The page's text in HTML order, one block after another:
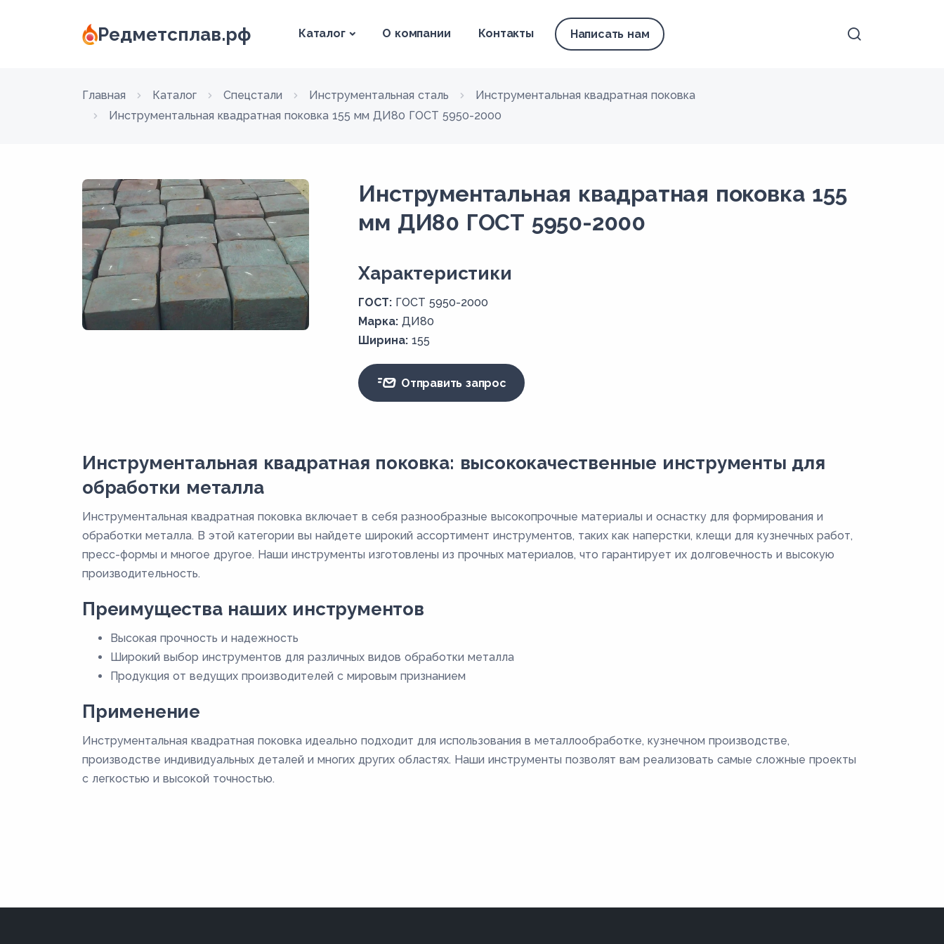
Редметсплав.рф Каталог О компании Контакты Написать нам
Главная Каталог Спецстали Инструментальная сталь
Инструментальная квадратная поковка
Инструментальная квадратная поковка 155 мм ДИ80 ГОСТ 5950-2000
Инструментальная квадратная поковка 155
мм ДИ80 ГОСТ 5950-2000
Xарактеристики
ГОСТ: ГОСТ 5950-2000
Марка: ДИ80
Ширина: 155
Отправить запрос
Инструментальная квадратная поковка: высококачественные инструменты для
обработки металла
Инструментальная квадратная поковка включает в себя разнообразные высокопрочные материалы и оснастку для формирования и
обработки металла. В этой категории вы найдете широкий ассортимент инструментов, таких как наперстки, клещи для кузнечных работ,
пресс-формы и многое другое. Наши инструменты изготовлены из прочных материалов, что гарантирует их долговечность и высокую
производительность.
Преимущества наших инструментов
Высокая прочность и надежность
Широкий выбор инструментов для различных видов обработки металла
Продукция от ведущих производителей с мировым признанием
Применение
Инструментальная квадратная поковка идеально подходит для использования в металлообработке, кузнечном производстве,
производстве индивидуальных деталей и многих других областях. Наши инструменты позволят вам реализовать самые сложные проекты
с легкостью и высокой точностью.